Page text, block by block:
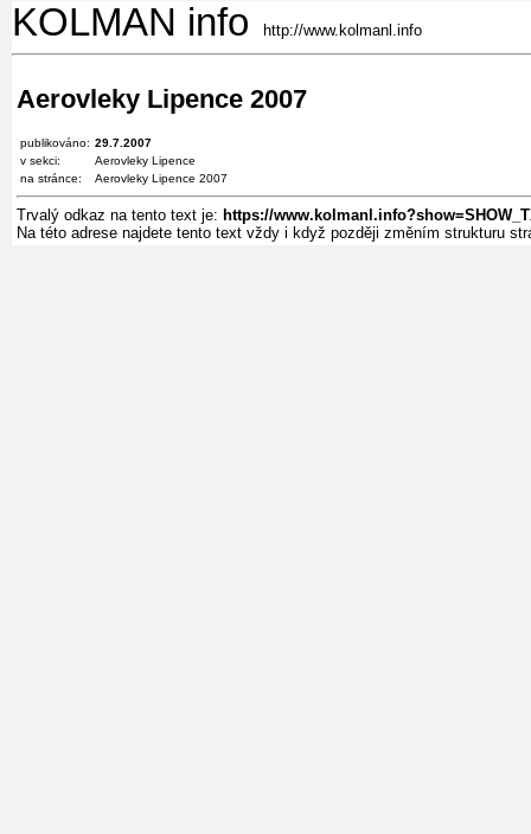
KOLMAN info http://www.kolmanl.info
Aerovleky Lipence 2007
publikováno: 29.7.2007
v sekci:
Aerovleky Lipence
na stránce:
Aerovleky Lipence 2007
Trvalý odkaz na tento text je: https://
Na této adrese najdete tento text vždy i když později změním strukturu